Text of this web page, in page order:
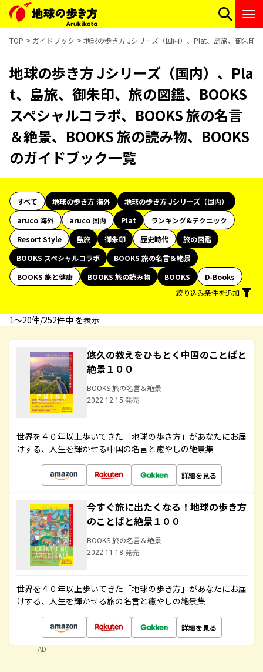
TOP ガイドブック 地球の歩き方 Jシリーズ（国内）、Plat、島旅、御朱印
地球の歩き方 Jシリーズ（国内）、Pla
t、島旅、御朱印、旅の図鑑、BOOKS
スペシャルコラボ、BOOKS 旅の名言
＆絶景、BOOKS 旅の読み物、BOOKS
のガイドブック一覧
すべて 地球の歩き方 海外
地球の歩き方 Jシリーズ（国内）
aruco 海外
aruco 国内 Plat
ランキング&テクニック
Resort Style
島旅 御朱印 歴史時代
旅の図鑑
BOOKS スペシャルコラボ
BOOKS 旅の名言＆絶景
BOOKS 旅と健康
BOOKS 旅の読み物 BOOKS
D-Books
絞り込み条件を追加
1〜20件/252件中 を表示
悠久の教えをひもとく中国のことばと
絶景１００
BOOKS 旅の名言＆絶景
2022.12.15 発売
世界を４０年以上歩いてきた「地球の歩き方」があなたにお届
けする、人生を輝かせる中国の名言と癒やしの絶景集
詳細を見る
今すぐ旅に出たくなる！地球の歩き方
のことばと絶景１００
BOOKS 旅の名言＆絶景
2022.11.18 発売
世界を４０年以上歩いてきた「地球の歩き方」があなたにお届
けする、人生を輝かせる旅の名言と癒やしの絶景集
詳細を見る
AD